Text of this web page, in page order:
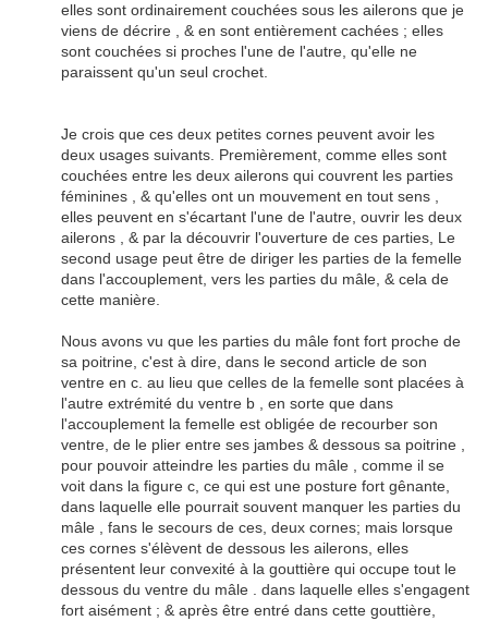
elles sont ordinairement couchées sous les ailerons que je
viens de décrire , & en sont entièrement cachées ; elles
sont couchées si proches l'une de l'autre, qu'elle ne
paraissent qu'un seul crochet.
Je crois que ces deux petites cornes peuvent avoir les
deux usages suivants. Premièrement, comme elles sont
couchées entre les deux ailerons qui couvrent les parties
féminines , & qu'elles ont un mouvement en tout sens ,
elles peuvent en s'écartant l'une de l'autre, ouvrir les deux
ailerons , & par la découvrir l'ouverture de ces parties, Le
second usage peut être de diriger les parties de la femelle
dans l'accouplement, vers les parties du mâle, & cela de
cette manière.
Nous avons vu que les parties du mâle font fort proche de
sa poitrine, c'est à dire, dans le second article de son
ventre en c. au lieu que celles de la femelle sont placées à
l'autre extrémité du ventre b , en sorte que dans
l'accouplement la femelle est obligée de recourber son
ventre, de le plier entre ses jambes & dessous sa poitrine ,
pour pouvoir atteindre les parties du mâle , comme il se
voit dans la figure c, ce qui est une posture fort gênante,
dans laquelle elle pourrait souvent manquer les parties du
mâle , fans le secours de ces, deux cornes; mais lorsque
ces cornes s'élèvent de dessous les ailerons, elles
présentent leur convexité à la gouttière qui occupe tout le
dessous du ventre du mâle . dans laquelle elles s'engagent
fort aisément ; & après être entré dans cette gouttière,